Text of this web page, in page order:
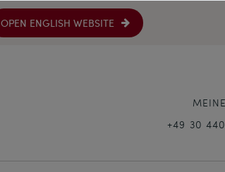
OPEN ENGLISH WEBSITE
+49 30